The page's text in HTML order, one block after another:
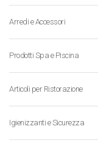
Arredi e Accessori
Prodotti Spa e Piscina
Articoli per Ristorazione
Igienizzanti e Sicurezza